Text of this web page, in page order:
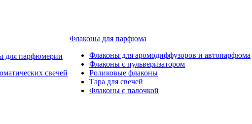
для парфюмерии
свечей
Флаконы для парфюма
Флаконы для аромодиффузоров и автопарфюма
Флаконы с пульверизатором
Роликовые флаконы
Тара для свечей
Флаконы с палочкой